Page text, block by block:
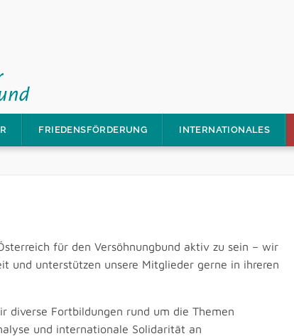
FRIEDENSFÖRDERUNG INTERNATIONALES
für den Versöhnungbund aktiv zu sein – wir
und unterstützen unsere Mitglieder gerne in ihreren
diverse Fortbildungen rund um die Themen
und internationale Solidarität an